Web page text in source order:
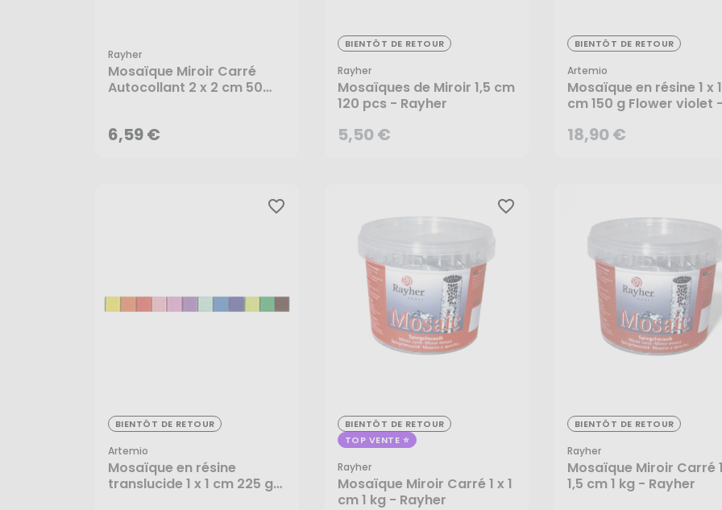
Rayher
Mosaïque Miroir Carré
Autocollant 2 x 2 cm 50
6,59 €
6,59 €
AJOUTER AU PANIER
BIENTÔT DE RETOUR
Rayher
Mosaïques de Miroir 1,5 cm
120 pcs - Rayher
5,50 €
5,50 €
CRÉER UNE ALERTE
BIENTÔT DE RETOUR
Artemio
Mosaïque en résine 1 x 1
cm 150 g Flower violet -
18,90 €
18,90 €
CRÉER UNE ALERTE
favorite_border
BIENTÔT DE RETOUR
Artemio
Mosaïque en résine
translucide 1 x 1 cm 225 g
25,39 €
favorite_border
BIENTÔT DE RETOUR
TOP VENTE
Rayher
Mosaïque Miroir Carré 1 x 1
cm 1 kg - Rayher
21,79 € BIENTÔT DE RETOUR
Rayher
Mosaïque Miroir Carré
1,5 cm 1 kg - Rayher
20,79 €